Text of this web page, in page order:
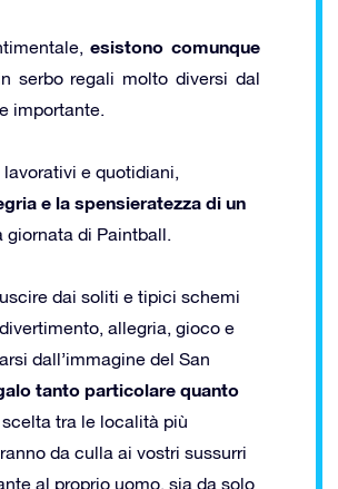
esistono comunque
serbo regali molto diversi dal
importante.
e quotidiani,
e la spensieratezza di un
giornata di Paintball.
dai soliti e tipici schemi
allegria, gioco e
dall’immagine del San
tanto particolare quanto
tra le località più
da culla ai vostri sussurri
al proprio uomo, sia da solo